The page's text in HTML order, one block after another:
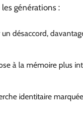
générations :
désaccord,
à la mémoire plus
identitaire